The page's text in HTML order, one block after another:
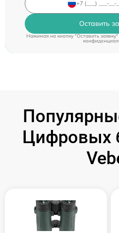
Оставить
Нажимая на кнопку "Оставить
Цифровых